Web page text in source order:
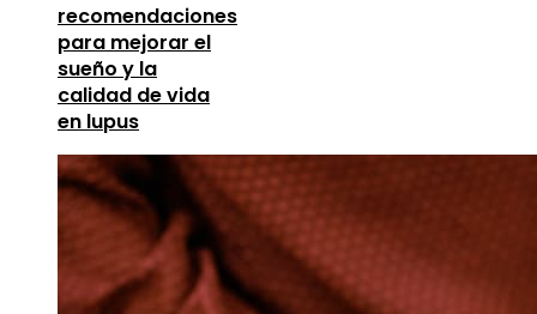
recomendaciones
para mejorar el
sueño y la
calidad de vida
en lupus